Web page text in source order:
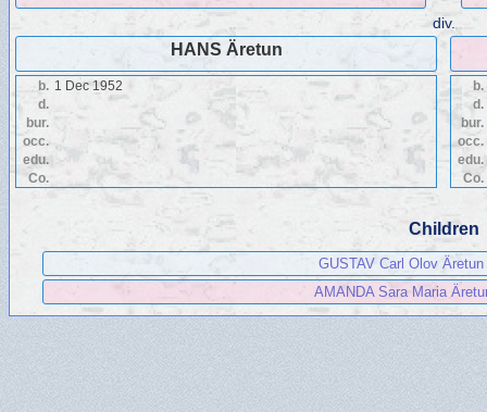
div.
HANS Äretun
b. 1 Dec 1952
d.
bur.
occ.
edu.
Co.
b.
d.
bur.
occ.
edu.
Co.
Children
GUSTAV Carl Olov Äretun
AMANDA Sara Maria